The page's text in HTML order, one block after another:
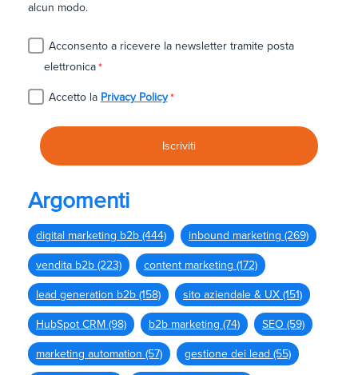
alcun modo.
Acconsento a ricevere la newsletter tramite posta
elettronica*
Accetto la Privacy Policy *
Argomenti
digital marketing b2b (444) inbound marketing (269)
vendita b2b (223) content marketing (172)
lead generation b2b (158) sito aziendale & UX (151)
HubSpot CRM (98) b2b marketing (74) SEO (59)
marketing automation (57) gestione dei lead (55)